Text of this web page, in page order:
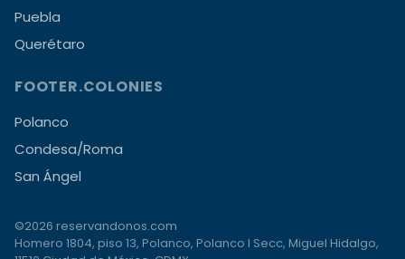
Puebla
Querétaro
FOOTER.COLONIES
Polanco
Condesa/Roma
San Ángel
©2026 reservandonos.com
Homero 1804, piso 13, Polanco, Polanco I Secc, Miguel Hidalgo,